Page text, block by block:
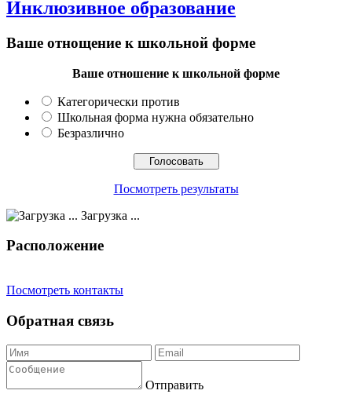
Инклюзивное образование
Ваше отнощение к школьной форме
Ваше отношение к школьной форме
Категорически против
Школьная форма нужна обязательно
Безразлично
Посмотреть результаты
Загрузка ...
Расположение
Посмотреть контакты
Обратная связь
Отправить